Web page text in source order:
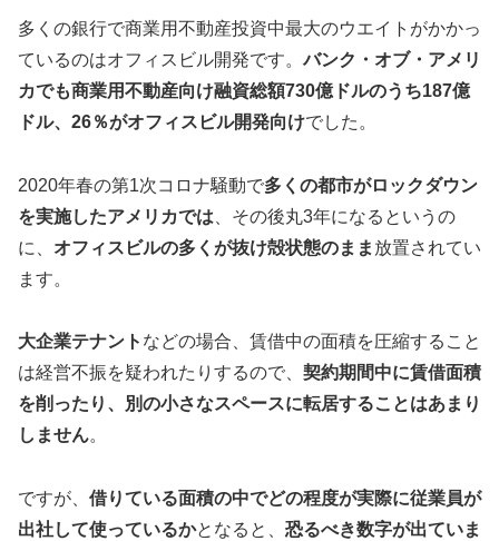
多くの銀行で商業用不動産投資中最大のウエイトがかかっ
ているのはオフィスビル開発です。バンク・オブ・アメリ
カでも商業用不動産向け融資総額730億ドルのうち187億
ドル、26％がオフィスビル開発向けでした。
2020年春の第1次コロナ騒動で多くの都市がロックダウン
を実施したアメリカでは 、その後丸3年になるというの
に、 オフィスビルの多くが抜け殻状態のまま 放置されてい
ます。
大企業テナント などの場合、賃借中の面積を圧縮すること
は経営不振を疑われたりするので、 契約期間中に賃借面積
を削ったり、別の小さなスペースに転居することはあまり
しません。
ですが、 借りている面積の中でどの程度が実際に従業員が
出社して使っているかとなると、 恐るべき数字が出ていま